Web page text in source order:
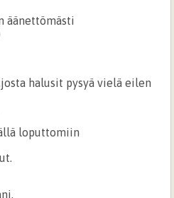
äänettömästi
halusit pysyä vielä eilen
loputtomiin